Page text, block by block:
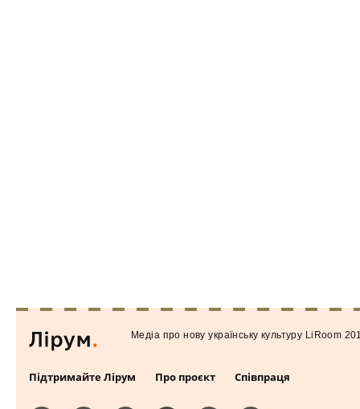
Підтримайте Лірум Про проєкт Співпраця
Медiа про нову українську культуру LiRoom